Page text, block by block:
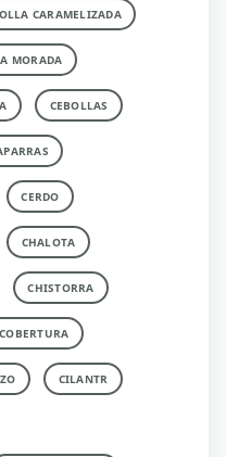
CARAMELIZADA
MORADA
CEBOLLAS
CERDO
CHALOTA
CHISTORRA
CILANTR